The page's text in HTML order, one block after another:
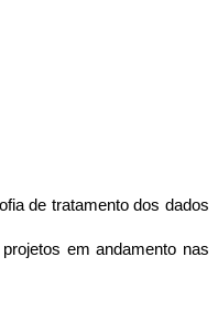
de tratamento dos dados
em andamento nas